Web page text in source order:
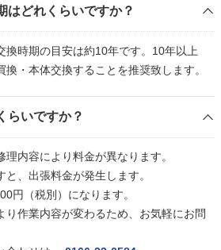
はどれくらいですか？
換時期の目安は約10年です。10年以上
・本体交換することを推奨致します。
らいですか？
理内容により料金が異なります。
、出張料金が発生します。
円（税別）になります。
り作業内容が変わるため、お気軽にお問